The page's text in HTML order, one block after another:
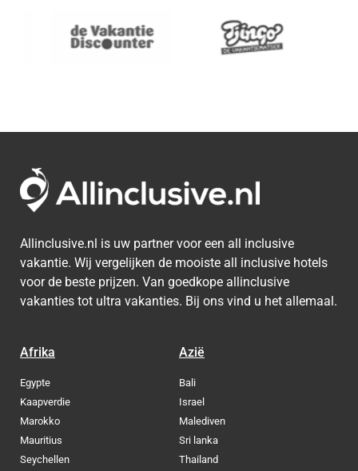
Allinclusive.nl is uw partner voor een all inclusive
vakantie. Wij vergelijken de mooiste all inclusive hotels
voor de beste prijzen. Van goedkope allinclusive
vakanties tot ultra vakanties. Bij ons vind u het allemaal.
Afrika
Egypte
Kaapverdie
Marokko
Mauritius
Seychellen
Azië
Bali
Israel
Malediven
Sri lanka
Thailand